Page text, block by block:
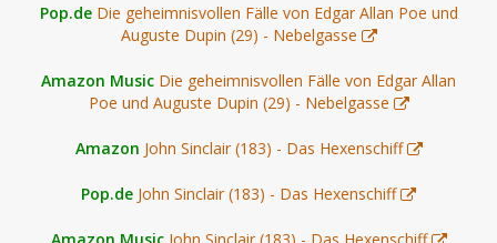
Pop.de Die geheimnisvollen Fälle von Edgar Allan Poe und
Auguste Dupin (29) - Nebelgasse
Amazon Music Die geheimnisvollen Fälle von Edgar Allan
Poe und Auguste Dupin (29) - Nebelgasse
Amazon John Sinclair (183) - Das Hexenschiff
Pop.de John Sinclair (183) - Das Hexenschiff